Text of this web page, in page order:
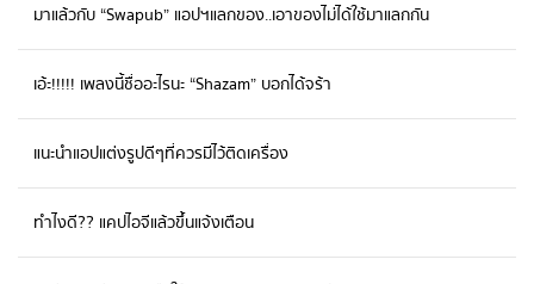
อย่างไร เริ่มต้นง่ายๆ – กรอกข้อมูลส่วนตัวและประวัติการทำงานภายใน 1 นาที แล้วก็
เหมาะกับคุณ ไม่ต้องวิ่งหางานอีกต่อไป ความรวดเร็ว – พูดคุยกับผู้ประกอบการผ่าน
แอพพลิเคชั่นได้ และได้รับการว่าจ้างในเวลาไม่กี่นาที! แถมข้อเสนอพิเศษที่ทำให้คุณ
อยากลองใช้ Helpster ได้เงินที่มากกว่า ลองคิดดูดีๆ ทุกวันนี้คุณได้ต่อชั่วโมงเท่าไหร่
หากน้อยกว่า 500 บาทต่อวัน อย่ามัวรีรอ สมัครงานกับเฮลสเตอร์ได้ทันที จ่ายเงินทุก
สัปดาห์ รับเงินค่าจ้างเป็นรายสัปดาห์ทันที ง่าย คงไม่มีอะไรง่ายไปกว่านี้เปิดแอพค้นหา
งานที่ใช่ แล้วสมัครได้ทันที ประสบการณ์ที่คุณหาไม่ได้ กับโอกาสร่วมงานกับบริษัทชั้นนำ
ในประเทศ ใกล้บ้าน สร้างประสบการณ์ด้วยตัวของคุณเอง เชื่อถือได้ ลูกค้ากว่า 3,000
มาแล้วกับ “Swapub” แอปฯแลกของ..เอาของไม่ได้ใช้มาแลกกัน
เอ้ะ!!!!! เพลงนี้ชื่ออะไรนะ “Shazam” บอกได้จร้า
แนะนำแอปแต่งรูปดีๆที่ควรมีไว้ติดเครื่อง
ทำไงดี?? แคปไอจีแล้วขึ้นแจ้งเตือน